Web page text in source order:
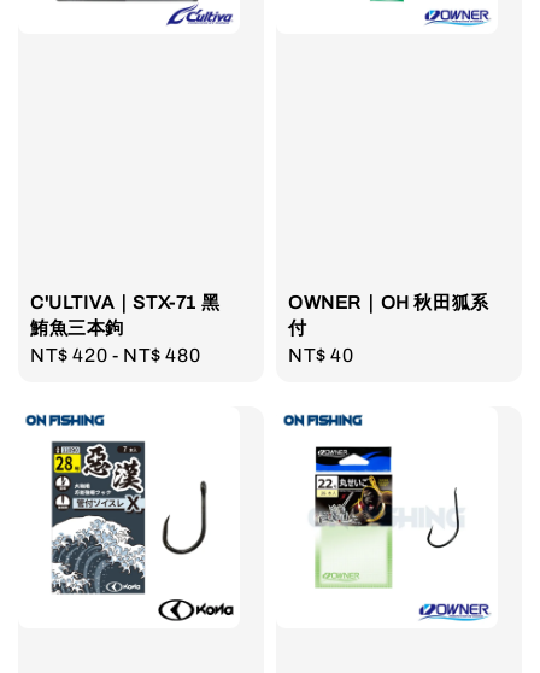
C'ULTIVA｜STX-71 黑
鮪魚三本鉤
Regular
NT$ 420 - NT$ 480
OWNER｜OH 秋田狐系
付
Regular
NT$ 40